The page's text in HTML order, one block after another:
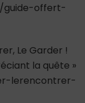
guide-offert-
Le Garder !
la quête »
lerencontrer-